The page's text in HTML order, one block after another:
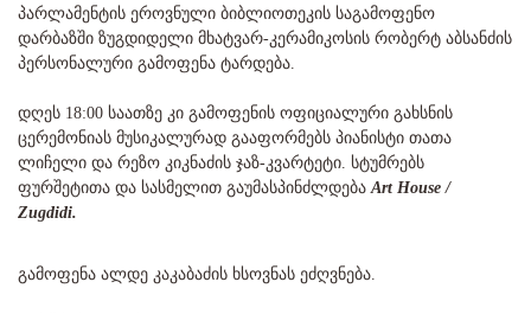
პარლამენტის ეროვნული ბიბლიოთეკის საგამოფენო
დარბაზში ზუგდიდელი მხატვარ-კერამიკოსის რობერტ აბსანძის
პერსონალური გამოფენა ტარდება.
დღეს 18:00 საათზე კი გამოფენის ოფიციალური გახსნის
ცერემონიას მუსიკალურად გააფორმებს პიანისტი თათა
ლიჩელი და რეზო კიკნაძის ჯაზ-კვარტეტი. სტუმრებს
ფურშეტითა და სასმელით გაუმასპინძლდებაArt House /
Zugdidi.
გამოფენა ალდე კაკაბაძის ხსოვნას ეძღვნება.